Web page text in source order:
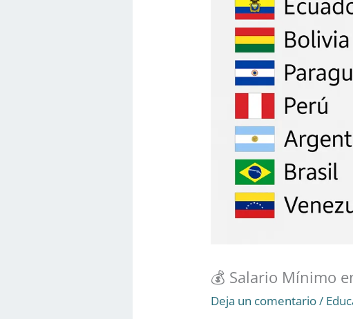
💰 Salario Mínimo
Deja un comentario/